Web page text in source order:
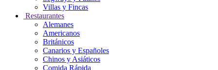
Villas y Fincas
Restaurantes
Alemanes
Americanos
Británicos
Canarios y Españoles
Chinos y Asiáticos
Comida Rápida